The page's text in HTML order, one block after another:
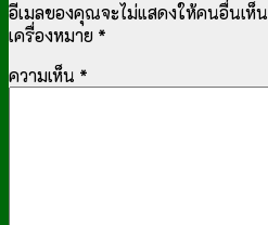
อีเมลของคุณจะไม่แสดงให้คนอื่นเห็น
เครื่องหมาย *
ความเห็น *